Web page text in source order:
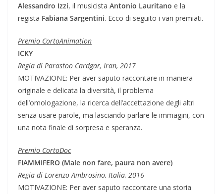
Alessandro Izzi, il musicista Antonio Lauritano e la
regista Fabiana Sargentini. Ecco di seguito i vari premiati.
Premio CortoAnimation
ICKY
Regia di Parastoo Cardgar, Iran, 2017
MOTIVAZIONE: Per aver saputo raccontare in maniera
originale e delicata la diversità, il problema
dell’omologazione, la ricerca dell’accettazione degli altri
senza usare parole, ma lasciando parlare le immagini, con
una nota finale di sorpresa e speranza.
Premio CortoDoc
FIAMMIFERO (Male non fare, paura non avere)
Regia di Lorenzo Ambrosino, Italia, 2016
MOTIVAZIONE: Per aver saputo raccontare una storia